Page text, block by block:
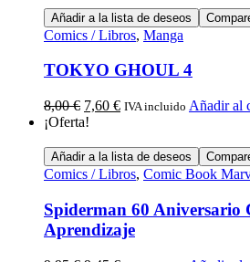
Añadir a la lista de deseos
Comics / Libros, Manga
TOKYO GHOUL 4
8,00€ 7,60 € IVA incluido Añadir al
¡Oferta!
Añadir a la lista de deseos
Comics / Libros, Comic Book
Spiderman 60 Aniversario
Aprendizaje